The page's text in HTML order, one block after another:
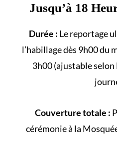
Jusqu’à 18
Durée : Le reportage
l’habillage dès 9h00 du
3h00 (ajustable selon
Couverture totale :
cérémonie à la